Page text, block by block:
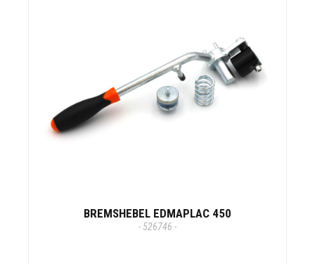
BREMSHEBEL EDMAPLAC 450
- 526746 -